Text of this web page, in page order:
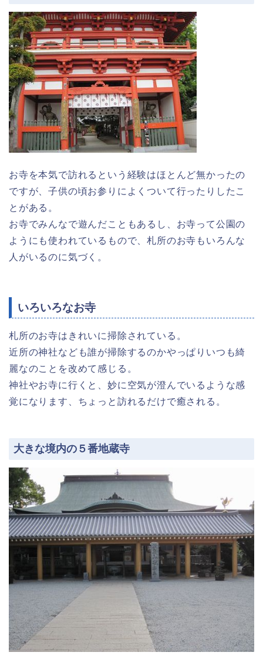
お寺を本気で訪れるという経験はほとんど無かったの
ですが、子供の頃お参りによくついて行ったりしたこ
とがある。
お寺でみんなで遊んだこともあるし、お寺って公園の
ようにも使われているもので、札所のお寺もいろんな
人がいるのに気づく。
いろいろなお寺
札所のお寺はきれいに掃除されている。
近所の神社なども誰が掃除するのかやっぱりいつも綺
麗なのことを改めて感じる。
神社やお寺に行くと、妙に空気が澄んでいるような感
覚になります、ちょっと訪れるだけで癒される。
大きな境内の５番地蔵寺